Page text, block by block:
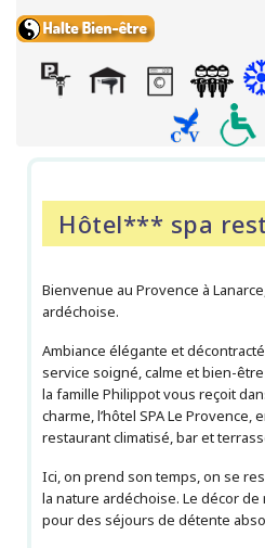
Hôtel*** spa
Bienvenue au Provence à
ardéchoise.
Ambiance élégante et
service soigné, calme et bien-être
la famille Philippot vous reçoit
charme, l’hôtel SPA Le
restaurant climatisé, bar et
Ici, on prend son temps, on se
la nature ardéchoise. Le décor
pour des séjours de détente